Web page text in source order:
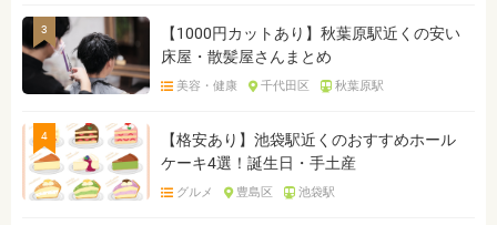
3
【1000円カットあり】秋葉原駅近くの安い
床屋・散髪屋さんまとめ
美容・健康 千代田区 秋葉原駅
4
【格安あり】池袋駅近くのおすすめホール
ケーキ4選！誕生日・手土産
グルメ 豊島区 池袋駅